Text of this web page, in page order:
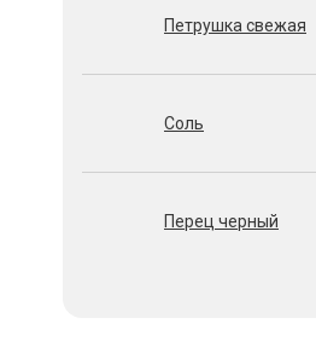
Петрушка свежая
Соль
Перец черный